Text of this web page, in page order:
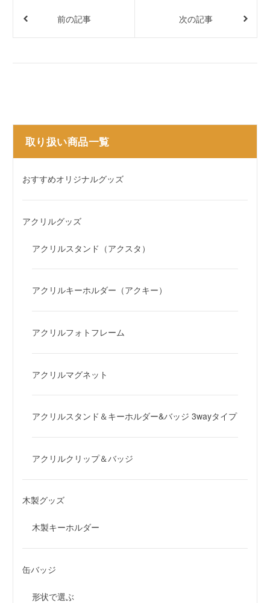
前の記事 次の記事
取り扱い商品一覧
おすすめオリジナルグッズ
アクリルグッズ
アクリルスタンド（アクスタ）
アクリルキーホルダー（アクキー）
アクリルフォトフレーム
アクリルマグネット
アクリルスタンド＆キーホルダー&バッジ 3wayタイプ
アクリルクリップ＆バッジ
木製グッズ
木製キーホルダー
缶バッジ
形状で選ぶ